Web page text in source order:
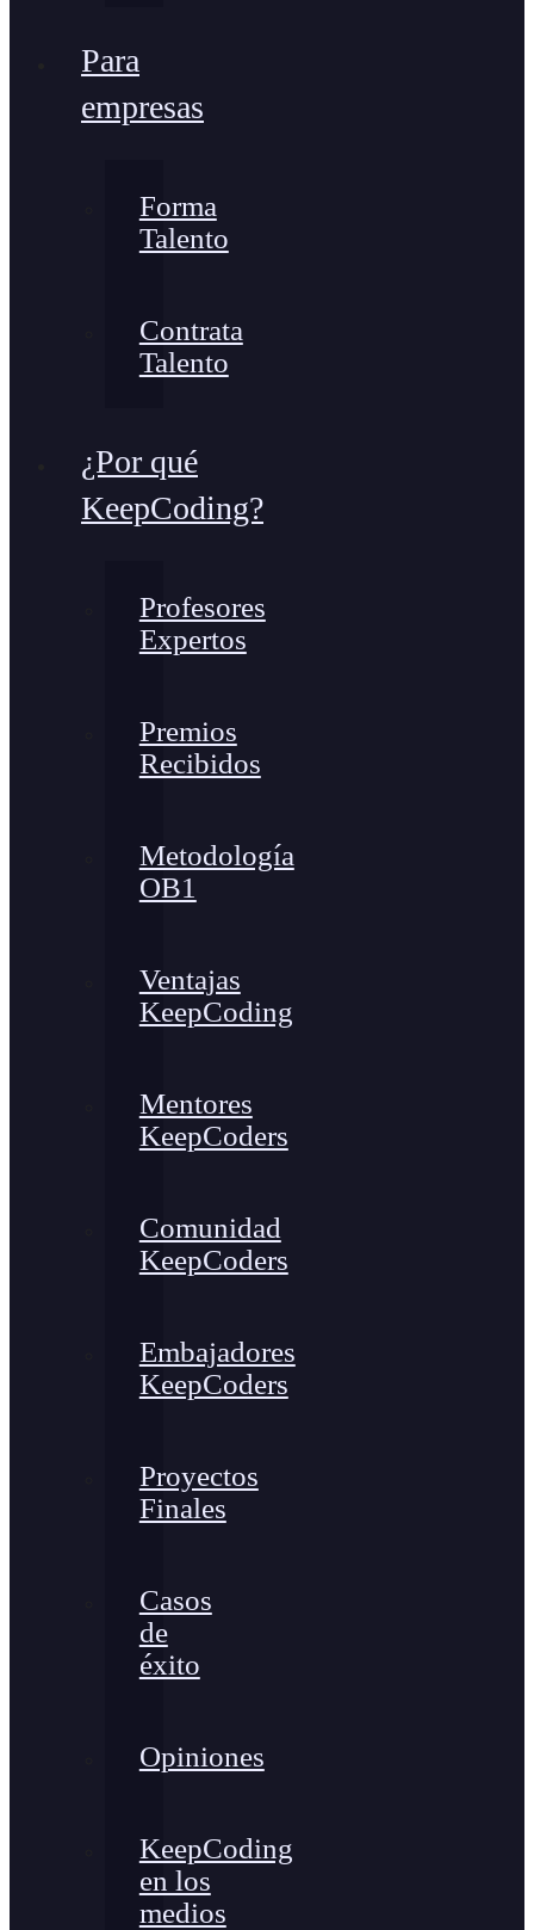
Para
empresas
Forma
Talento
Contrata
Talento
¿Por qué
KeepCoding?
Profesores
Expertos
Premios
Recibidos
Metodología
OB1
Ventajas
KeepCoding
Mentores
KeepCoders
Comunidad
KeepCoders
Embajadores
KeepCoders
Proyectos
Finales
Casos
de
éxito
Opiniones
KeepCoding
en los
medios